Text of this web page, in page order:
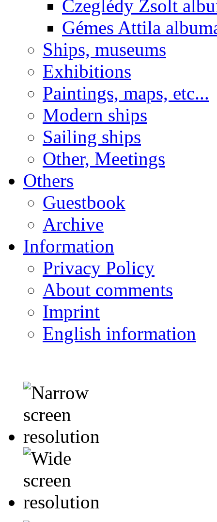
Czeglédy Zsolt
Gémes Attila
Ships, museums
Exhibitions
Paintings, maps, etc...
Modern ships
Sailing ships
Other, Meetings
Others
Guestbook
Archive
Information
Privacy Policy
About comments
Imprint
English information